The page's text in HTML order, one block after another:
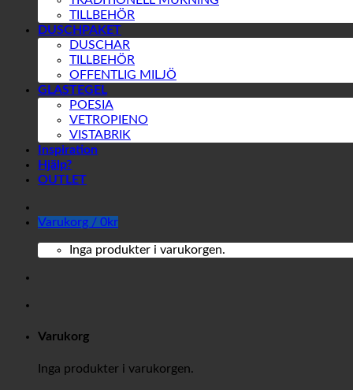
TILLBEHÖR
DUSCHPAKET
DUSCHAR
TILLBEHÖR
OFFENTLIG MILJÖ
GLASTEGEL
POESIA
VETROPIENO
VISTABRIK
Inspiration
Hjälp?
OUTLET
Varukorg / 0kr
Inga produkter i varukorgen.
Varukorg
Inga produkter i varukorgen.